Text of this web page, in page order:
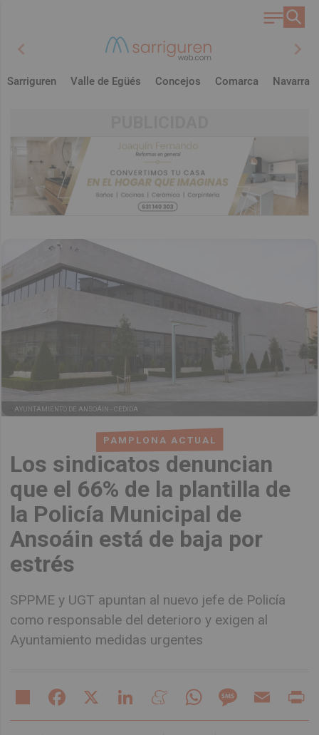
chevron_left chevron_right
Sarriguren Valle de Egüés Concejos Comarca Navarra
PAMPLONA ACTUAL
Los sindicatos denuncian
que el 66% de la plantilla de
la Policía Municipal de
Ansoáin está de baja por
estrés
SPPME y UGT apuntan al nuevo jefe de Policía
como responsable del deterioro y exigen al
Ayuntamiento medidas urgentes
AYUNTAMIENTO DE ANSOÁIN -CEDIDA
Share Facebook LinkedIn MeneameWhatsAppMessageEmail